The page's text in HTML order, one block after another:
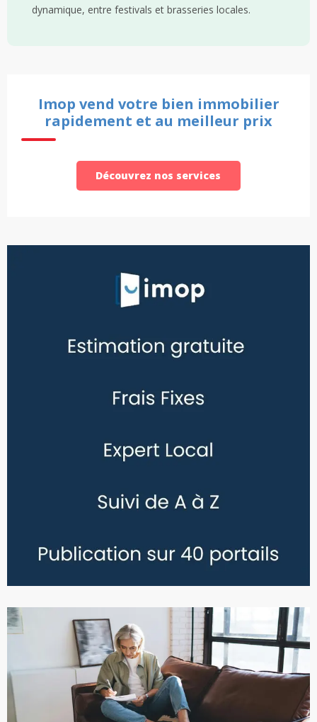
dynamique, entre festivals et brasseries locales.
Imop vend votre bien immobilier
rapidement et au meilleur prix
Découvrez nos services